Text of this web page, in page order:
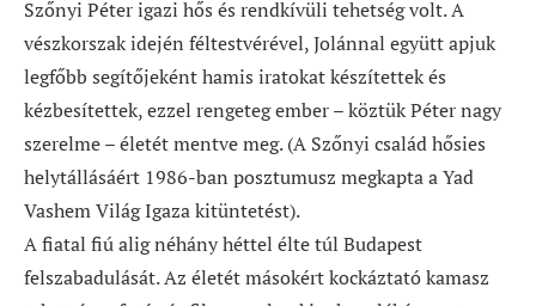
Szőnyi Péter igazi hős és rendkívüli tehetség volt. A
vészkorszak idején féltestvérével, Jolánnal együtt apjuk
legfőbb segítőjeként hamis iratokat készítettek és
kézbesítettek, ezzel rengeteg ember – köztük Péter nagy
szerelme – életét mentve meg. (A Szőnyi család hősies
helytállásáért 1986-ban posztumusz megkapta a Yad
Vashem Világ Igaza kitüntetést).
A fiatal fiú alig néhány héttel élte túl Budapest
felszabadulását. Az életét másokért kockáztató kamasz